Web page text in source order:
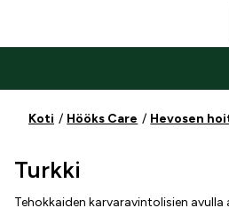
Koti Hööks Care Hevosen
Turkki
Tehokkaiden karvaravintolisien